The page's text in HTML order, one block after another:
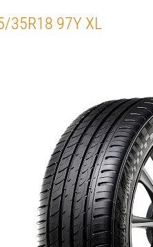
35R18 97Y XL